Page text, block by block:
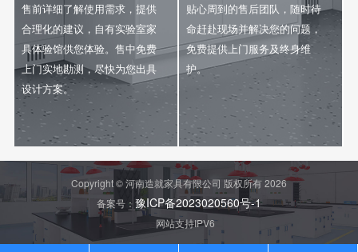
售前详细了解使用需求，提供
合理化的建议，自有实验室家
具体验馆供您体验。售中免费
上门实地勘测，尽快为您出具
设计方案。
贴心周到的售后团队，随时待
命赶赴现场并解决您的问题，
免费提供上门服务及终身维
护。
Copyright © 河南造就家具有限公司 版权所有 2026
备案号： 豫ICP备2023020560号-1
网站支持IPV6